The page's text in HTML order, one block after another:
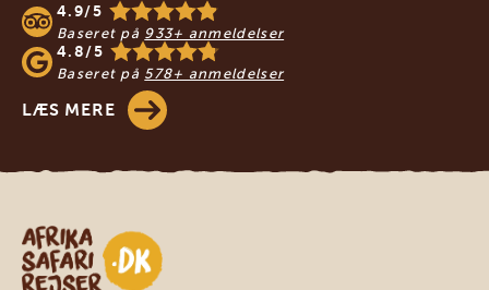
4.9/5
Baseret på 933+ anmeldelser
4.8/5
Baseret på 578+ anmeldelser
LÆS MERE
Safari-rejser i Afrika